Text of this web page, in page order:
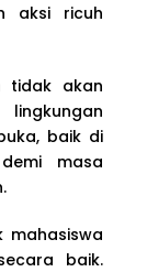
aksi ricuh
tidak akan
baik di
masa
mahasiswa
baik.